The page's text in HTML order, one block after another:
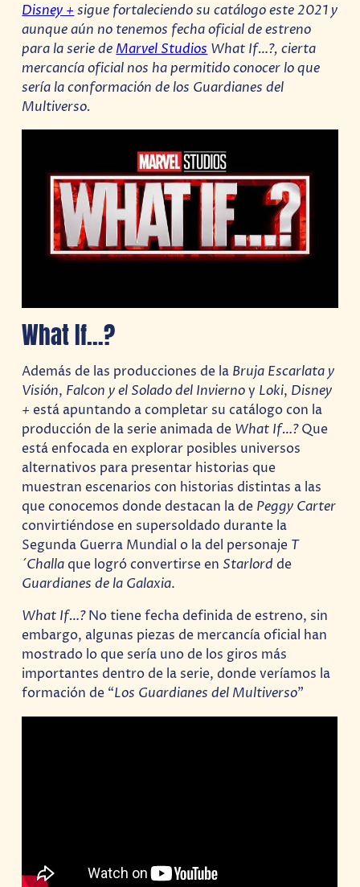
Disney + sigue fortaleciendo su catálogo este 2021 y
aunque aún no tenemos fecha oficial de estreno
para la serie de Marvel Studios What If…?, cierta
mercancía oficial nos ha permitido conocer lo que
sería la conformación de los Guardianes del
Multiverso.
What If…?
Además de las producciones de la Bruja Escarlata y
Visión, Falcon y el Solado del Inviernoy Loki, Disney
+ está apuntando a completar su catálogo con la
producción de la serie animada de What If…?Que
está enfocada en explorar posibles universos
alternativos para presentar historias que
muestran escenarios con historias distintas a las
que conocemos donde destacan la de Peggy Carter
convirtiéndose en supersoldado durante la
Segunda Guerra Mundial o la del personaje T
´Challaque logró convertirse en Starlord de
Guardianes de la Galaxia.
What If…?No tiene fecha definida de estreno, sin
embargo, algunas piezas de mercancía oficial han
mostrado lo que sería uno de los giros más
importantes dentro de la serie, donde veríamos la
formación de “Los Guardianes del Multiverso”